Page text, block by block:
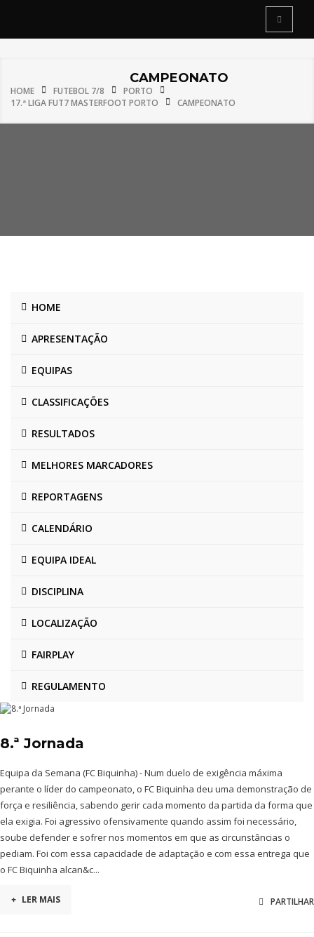
CAMPEONATO
HOME FUTEBOL 7/8
PORTO
17.ª LIGA FUT7 MASTERFOOT PORTO
CAMPEONATO
HOME
APRESENTAÇÃO
EQUIPAS
CLASSIFICAÇÕES
RESULTADOS
MELHORES MARCADORES
REPORTAGENS
CALENDÁRIO
EQUIPA IDEAL
DISCIPLINA
LOCALIZAÇÃO
FAIRPLAY
REGULAMENTO
8.ª Jornada
Equipa da Semana (FC Biquinha) - Num duelo de exigência máxima
perante o líder do campeonato, o FC Biquinha deu uma demonstração de
força e resiliência, sabendo gerir cada momento da partida da forma que
ela exigia. Foi agressivo ofensivamente quando assim foi necessário,
soube defender e sofrer nos momentos em que as circunstâncias o
pediam. Foi com essa capacidade de adaptação e com essa entrega que
o FC Biquinha alcan&c...
+ LER MAIS PARTILHAR